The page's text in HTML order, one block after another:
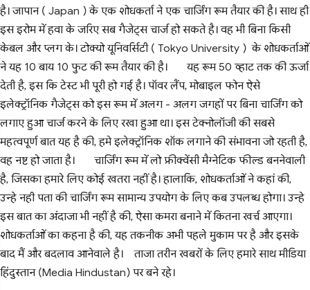
है। जापान ( Japan ) के एक शोधकर्ता ने एक चार्जिंग रूम तैयार की है। साथ ही
इस इरोम में हवा के जरिए सब गैजेट्स चार्ज हो सकते है। वह भी बिना किसी
केबल और प्लग के। टोक्यो यूनिवर्सिटी ( Tokyo University ) के शोधकर्ताओं
ने यह 10 बाय 10 फुट की रूम तैयार की है।
यह रूम 50 व्हाट तक की ऊर्जा
देती है, इस कि टेस्ट भी पूरी हो गई है। पॉवर लैंप, मोबाइल फोन ऐसे
इलेक्ट्रॉनिक गैजेट्स को इस रूम में अलग - अलग जगहों पर बिना चार्जिंग को
लगाए हुआ चार्ज करने के लिए रखा हुआ था। इस टेक्नोलॉजी की सबसे
महत्वपूर्ण बात यह है की, हमे इलेक्ट्रॉनिक शॉक लगाने की संभावना जो रहती है,
वह नष्ट हो जाता है।
चार्जिंग रूम में लो फ्रीक्वेंसी मैग्नेटिक फील्ड बननेवाली
है, जिसका हमारे लिए कोई खतरा नहीं है। हालाकि, शोधकर्ताओं ने कहां की,
उन्हे नही पता की चार्जिंग रूम सामान्य उपयोग के लिए कब उपलब्ध होगा। उन्हे
इस बात का अंदाजा भी नहीं है की, ऐसा कमरा बनाने में कितना खर्च आएगा।
शोधकर्ताओं का कहना है की, यह तकनीक अभी पहले मुकाम पर है और इसके
बाद मैं और बदलाव आनेवाले है।
ताजा तरीन खबरों के लिए हमारे साथ मीडिया
हिंदुस्तान (Media Hindustan) पर बने रहे।